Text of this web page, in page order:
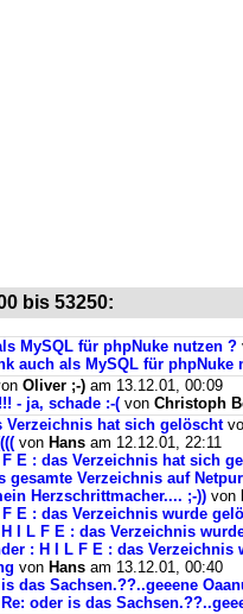
bis 53250:
MySQL für phpNuke nutzen ?
auch als MySQL für phpNuke
Oliver ;-) am 13.12.01, 00:09
- ja, schade :-( von Christoph
Verzeichnis hat sich gelöscht
von Hans am 12.12.01, 22:11
F E : das Verzeichnis hat sich
gesamte Verzeichnis auf
Herzschrittmacher.... ;-)) von
F E : das Verzeichnis wurde
H I L F E : das Verzeichnis
: H I L F E : das Verzeichnis
von Hans am 13.12.01, 00:40
das Sachsen.??..geeene
Re: oder is das